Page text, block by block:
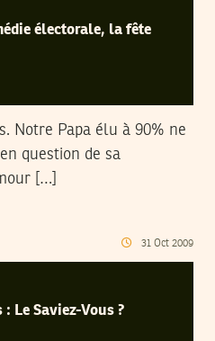
électorale, la fête
Notre Papa élu à 90% ne
question de sa
[…]
31 Oct 2009
Le Saviez-Vous ?